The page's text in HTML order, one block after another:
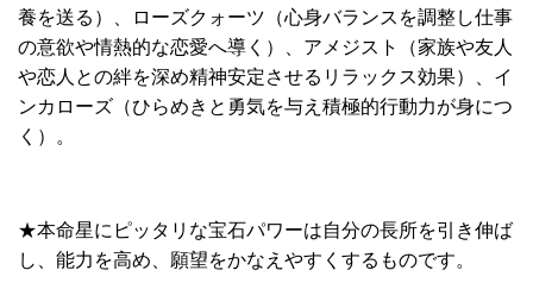
養を送る）、ローズクォーツ（心身バランスを調整し仕事
の意欲や情熱的な恋愛へ導く）、アメジスト（家族や友人
や恋人との絆を深め精神安定させるリラックス効果）、イ
ンカローズ（ひらめきと勇気を与え積極的行動力が身につ
く）。
★本命星にピッタリな宝石パワーは自分の長所を引き伸ば
し、能力を高め、願望をかなえやすくするものです。